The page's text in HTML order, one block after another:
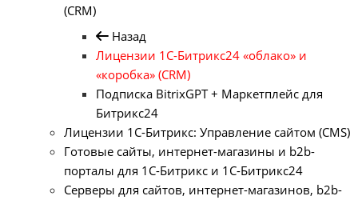
(CRM)
Назад
Лицензии 1С-Битрикс24 «облако» и
«коробка» (CRM)
Подписка BitrixGPT + Маркетплейс для
Битрикс24
Лицензии 1С-Битрикс: Управление сайтом (CMS)
Готовые сайты, интернет-магазины и b2b-
порталы для 1С-Битрикс и 1С-Битрикс24
Серверы для сайтов, интернет-магазинов, b2b-